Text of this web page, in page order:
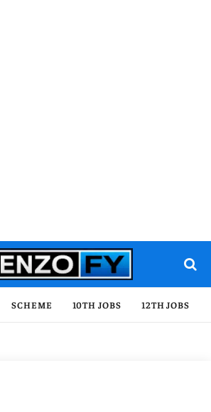
SCHEME 10TH JOBS 12TH JOBS